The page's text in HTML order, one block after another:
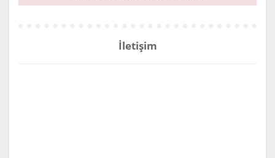
İletişim